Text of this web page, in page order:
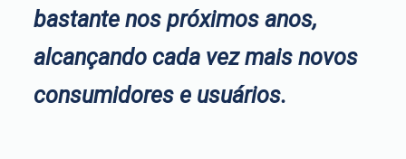
bastante nos próximos anos,
alcançando cada vez mais novos
consumidores e usuários.